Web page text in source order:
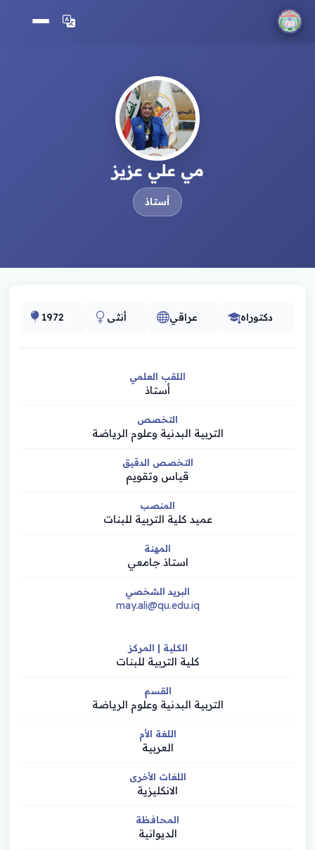
مي علي عزيز
أستاذ
1972 أنثى عراقي دكتوراه
اللقب العلمي
أستاذ
التخصص
التربية البدنية وعلوم الرياضة
التخصص الدقيق
قياس وتقويم
المنصب
عميد كلية التربية للبنات
المهنة
استاذ جامعي
البريد الشخصي
may.ali@qu.edu.iq
الكلية | المركز
كلية التربية للبنات
القسم
التربية البدنية وعلوم الرياضة
اللغة الأم
العربية
اللغات الأخرى
الانكليزية
المحافظة
الديوانية